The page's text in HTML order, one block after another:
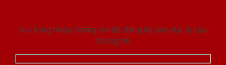
Vui lòng nhập thông tin để đăng ký làm đại lý của
chúng tôi